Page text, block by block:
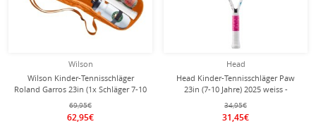
Wilson
Wilson Kinder-Tennisschläger
Roland Garros 23in (1x Schläger 7-10
Jahre + 1x Flasche + 2x Bälle) 2026
SET
69,95€
62,95€
Head
Head Kinder-Tennisschläger Paw
23in (7-10 Jahre) 2025 weiss -
besaitet -
34,95€
31,45€